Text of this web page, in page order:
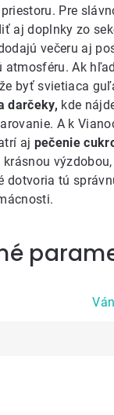
Pre
aj doplnky zo
večeru aj
atmosféru. Ak
byť svietiaca
darčeky, kde
A k
aj pečenie
dotvoria tú